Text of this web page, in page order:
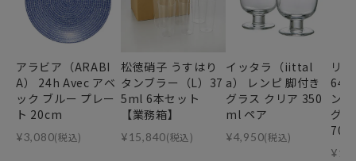
アラビア（ARABI
A） 24h Avec アベ
ック ブルー プレー
ト 20cm
¥3,080(税込)
松徳硝子 うすはり
タンブラー（L）37
5ml 6本セット
【業務箱】
¥15,840(税込)
イッタラ（iittal
a） レンピ 脚付き
グラス クリア 350
ml ペア
¥4,950(税込)
リ
ン
グ
¥